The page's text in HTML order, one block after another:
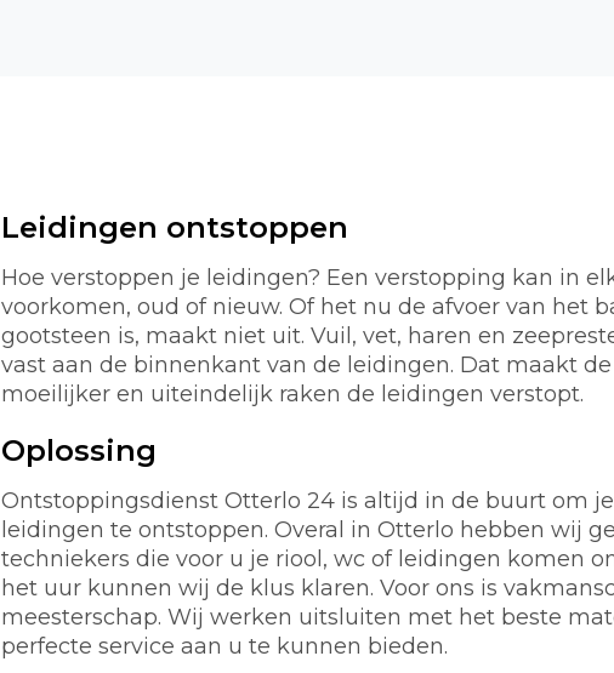
Leidingen ontstoppen
Hoe verstoppen je leidingen? Een verstopping kan in
voorkomen, oud of nieuw. Of het nu de afvoer van het
gootsteen is, maakt niet uit. Vuil, vet, haren en
vast aan de binnenkant van de leidingen. Dat maakt
moeilijker en uiteindelijk raken de leidingen verstopt.
Oplossing
Ontstoppingsdienst Otterlo 24 is altijd in de buurt om
leidingen te ontstoppen. Overal in Otterlo hebben wij
techniekers die voor u je riool, wc of leidingen komen
het uur kunnen wij de klus klaren. Voor ons is
meesterschap. Wij werken uitsluiten met het beste
perfecte service aan u te kunnen bieden.